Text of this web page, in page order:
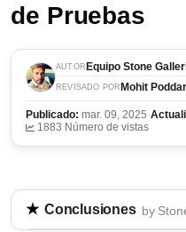
de Pruebas
AUTOR Equipo Stone
REVISADO POR Mohit Poddar
Publicado: mar. 09, 2025·
1883 Número de vistas
Conclusiones by